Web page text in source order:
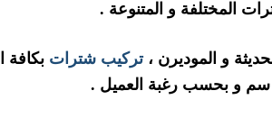
المختلفة و المتنوعة .
و الموديرن ،تركيب شترات بكافة